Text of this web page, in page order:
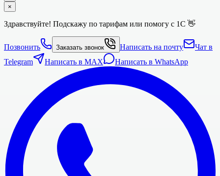
×
Здравствуйте! Подскажу по тарифам или помогу с 1С 👋
Позвонить Заказать звонок Написать на почту
Чат в
Telegram
Написать в MAX Написать в WhatsApp